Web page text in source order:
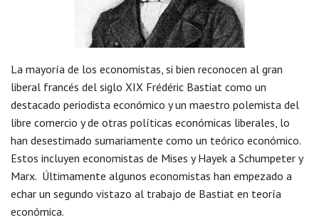
La mayoría de los economistas, si bien reconocen al gran
liberal francés del siglo XIX Frédéric Bastiat como un
destacado periodista económico y un maestro polemista del
libre comercio y de otras políticas económicas liberales, lo
han desestimado sumariamente como un teórico económico.
Estos incluyen economistas de Mises y Hayek a Schumpeter y
Marx. Últimamente algunos economistas han empezado a
echar un segundo vistazo al trabajo de Bastiat en teoría
económica.